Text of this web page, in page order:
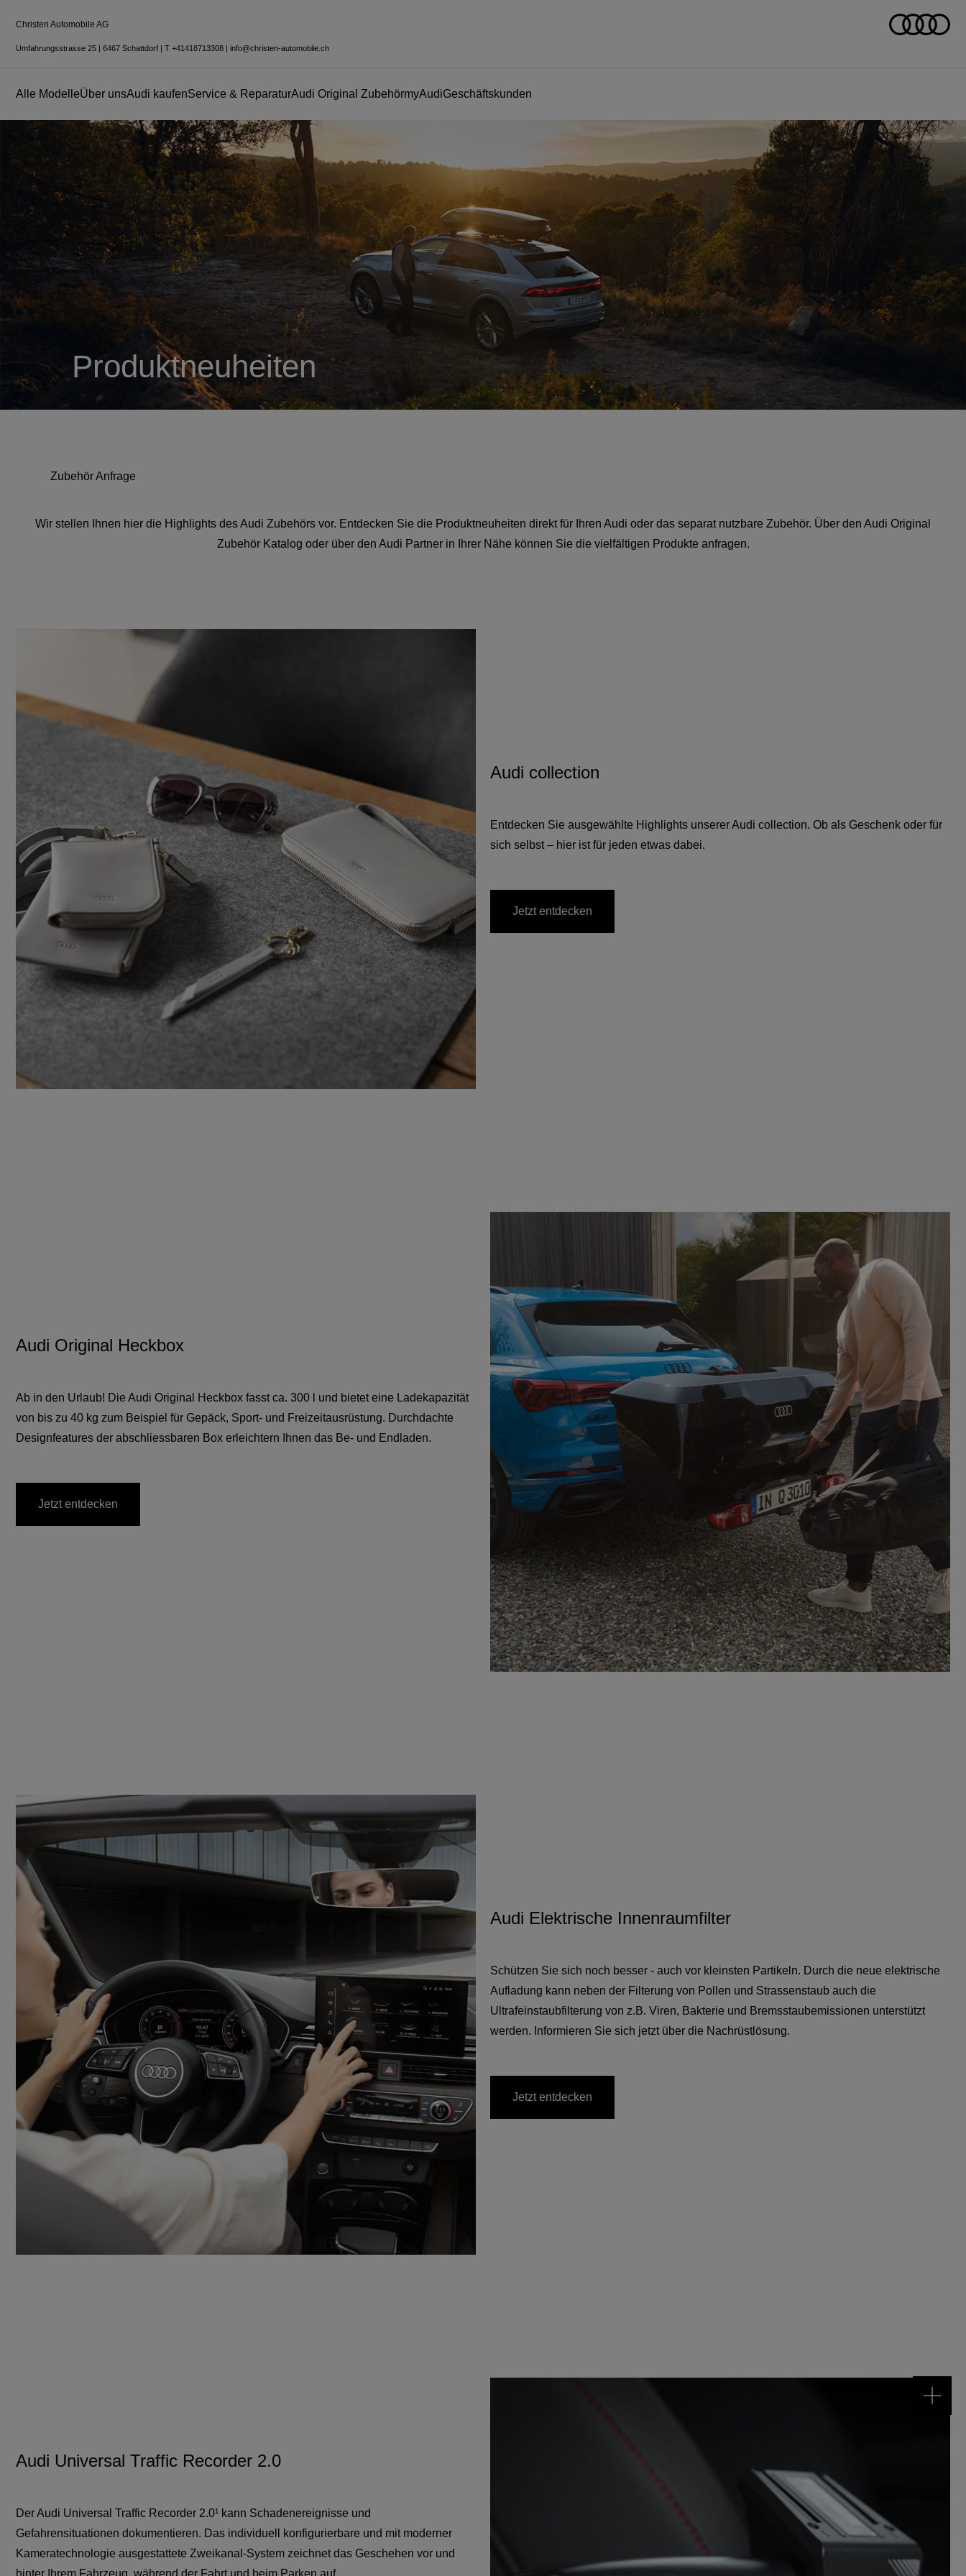
Christen Automobile AG
Umfahrungsstrasse 25 | 6467 Schattdorf | T +41418713308 | info@christen-automobile.ch
Alle ModelleÜber unsAudi kaufenService & ReparaturAudi Original ZubehörmyAudiGeschäftskunden
Produktneuheiten
Zubehör Anfrage
Wir stellen Ihnen hier die Highlights des Audi Zubehörs vor. Entdecken Sie die Produktneuheiten direkt für Ihren Audi oder das separat nutzbare Zubehör. Über den Audi Original
Zubehör Katalog oder über den Audi Partner in Ihrer Nähe können Sie die vielfältigen Produkte anfragen.
Audi collection
Entdecken Sie ausgewählte Highlights unserer Audi collection. Ob als Geschenk oder für
sich selbst – hier ist für jeden etwas dabei.
Jetzt entdecken
Audi Original Heckbox
Ab in den Urlaub! Die Audi Original Heckbox fasst ca. 300 l und bietet eine Ladekapazität
von bis zu 40 kg zum Beispiel für Gepäck, Sport- und Freizeitausrüstung. Durchdachte
Designfeatures der abschliessbaren Box erleichtern Ihnen das Be- und Endladen.
Jetzt entdecken
Audi Elektrische Innenraumfilter
Schützen Sie sich noch besser - auch vor kleinsten Partikeln. Durch die neue elektrische
Aufladung kann neben der Filterung von Pollen und Strassenstaub auch die
Ultrafeinstaubfilterung von z.B. Viren, Bakterie und Bremsstaubemissionen unterstützt
werden. Informieren Sie sich jetzt über die Nachrüstlösung.
Jetzt entdecken
Audi Universal Traffic Recorder 2.0
Der Audi Universal Traffic Recorder 2.0¹ kann Schadenereignisse und
Gefahrensituationen dokumentieren. Das individuell konfigurierbare und mit moderner
Kameratechnologie ausgestattete Zweikanal-System zeichnet das Geschehen vor und